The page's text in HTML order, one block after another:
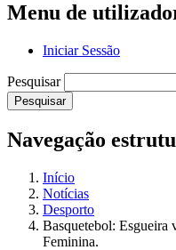
Menu de
Iniciar Sessão
Pesquisar
Navegação
Início
Notícias
Desporto
Basquetebol: Esgueira
Feminina.